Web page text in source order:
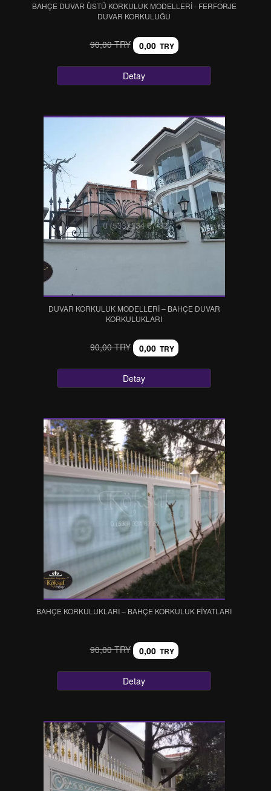
BAHÇE DUVAR ÜSTÜ KORKULUK MODELLERI - FERFORJE
DUVAR KORKULUĞU
90,00 TRY 0,00 TRY
Detay
DUVAR KORKULUK MODELLERİ – BAHÇE DUVAR
KORKULUKLARI
90,00 TRY 0,00 TRY
Detay
BAHÇE KORKULUKLARI – BAHÇE KORKULUK FİYATLARI
90,00 TRY 0,00 TRY
Detay